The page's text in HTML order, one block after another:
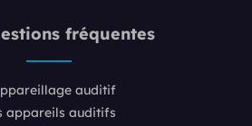
fréquentes
auditif
appareils auditifs